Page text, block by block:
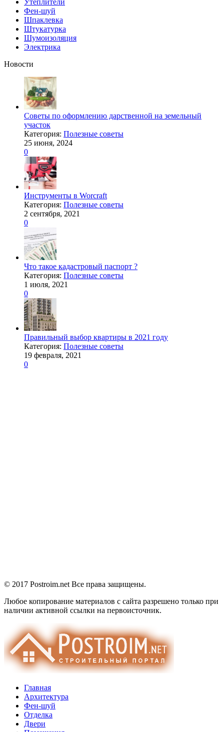
Утеплители
Фен-шуй
Шпаклевка
Штукатурка
Шумоизоляция
Электрика
Новости
Советы по оформлению дарственной на земельный
участок
Категория: Полезные советы
25 июня, 2024
0
Инструменты в Worcraft
Категория: Полезные советы
2 сентября, 2021
0
Что такое кадастровый паспорт ?
Категория: Полезные советы
1 июля, 2021
0
Правильный выбор квартиры в 2021 году
Категория: Полезные советы
19 февраля, 2021
0
© 2017 Postroim.net Все права защищены.
Любое копирование материалов с сайта разрешено только при
наличии активной ссылки на первоисточник.
Главная
Архитектура
Фен-шуй
Отделка
Двери